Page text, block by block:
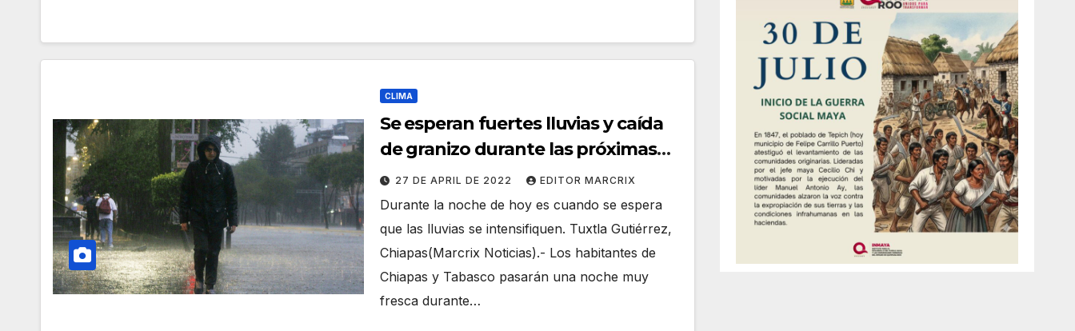
CLIMA
Se esperan fuertes lluvias y caída
de granizo durante las próximas
horas en Chiapas y Tabasco
27 DE APRIL DE 2022 EDITOR MARCRIX
Durante la noche de hoy es cuando se espera
que las lluvias se intensifiquen. Tuxtla Gutiérrez,
Chiapas(Marcrix Noticias).- Los habitantes de
Chiapas y Tabasco pasarán una noche muy
fresca durante…